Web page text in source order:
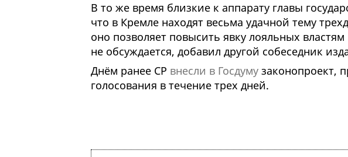
В то же время близкие к аппарату главы
что в Кремле находят весьма удачной тему
оно позволяет повысить явку лояльных
не обсуждается, добавил другой собеседник
Днём ранее СР внесли в Госдумузаконопроект,
голосования в течение трех дней.